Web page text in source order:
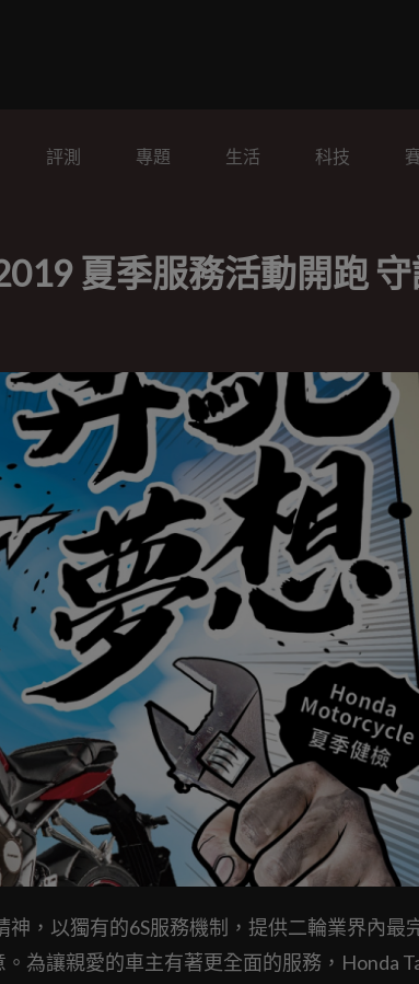
評測 專題 生活 科技
夏季服務活動開跑
，以獨有的6S服務機制，提供二輪業界內最
為讓親愛的車主有著更全面的服務，Honda